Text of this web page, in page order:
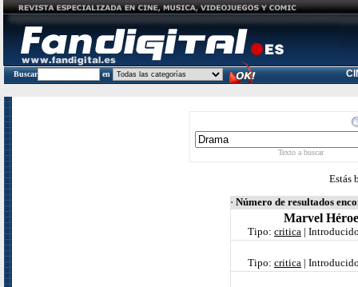
Buscar en
Texto a buscar
Estás
· Número de resultados
Marvel
Tipo: critica |
Tipo: critica |